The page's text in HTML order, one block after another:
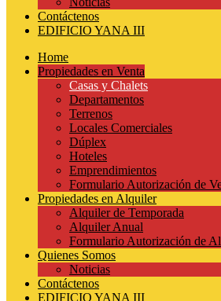
Contáctenos
EDIFICIO YANA III
Home
Propiedades en Venta
Casas y Chalets
Departamentos
Terrenos
Locales Comerciales
Dúplex
Hoteles
Emprendimientos
Formulario Autorización de
Propiedades en Alquiler
Alquiler de Temporada
Alquiler Anual
Formulario Autorización de
Quienes Somos
Noticias
Contáctenos
EDIFICIO YANA III